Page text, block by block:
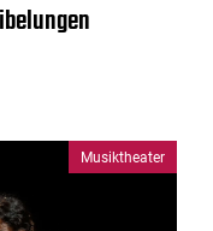
Musiktheater